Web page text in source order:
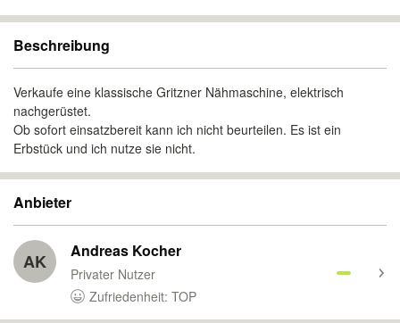
Beschreibung
Verkaufe eine klassische Gritzner Nähmaschine, elektrisch
nachgerüstet.
Ob sofort einsatzbereit kann ich nicht beurteilen. Es ist ein
Erbstück und ich nutze sie nicht.
Anbieter
AK Andreas Kocher
Privater Nutzer
Zufriedenheit: TOP